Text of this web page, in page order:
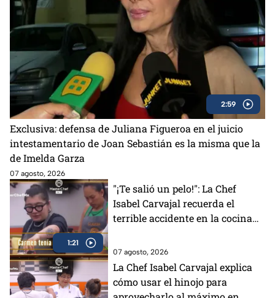
2:59
Exclusiva: defensa de Juliana Figueroa en el juicio
intestamentario de Joan Sebastián es la misma que la
de Imelda Garza
07 agosto, 2026
1:21
"¡Te salió un pelo!": La Chef
Isabel Carvajal recuerda el
terrible accidente en la cocina
(VIDEO)
07 agosto, 2026
La Chef Isabel Carvajal explica
cómo usar el hinojo para